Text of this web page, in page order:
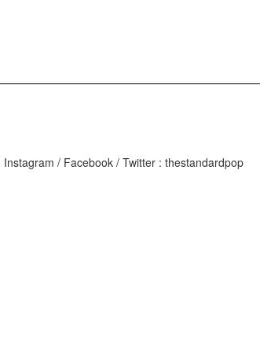
/ Facebook / Twitter : thestandardpop